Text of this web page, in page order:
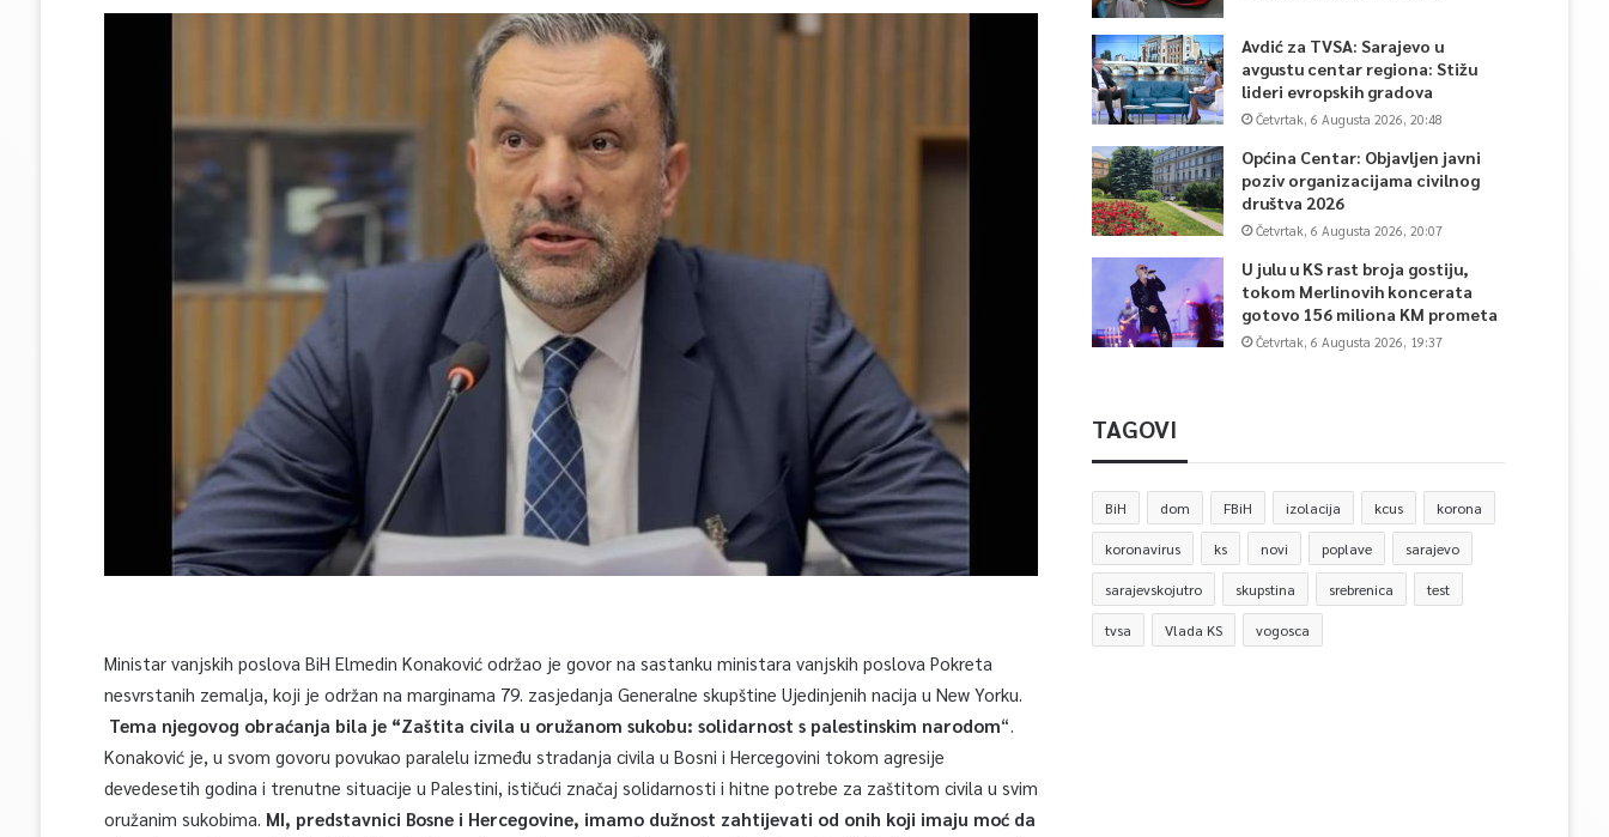
Ministar vanjskih poslova BiH Elmedin Konaković održao je govor na sastanku ministara vanjskih poslova Pokreta
nesvrstanih zemalja, koji je održan na marginama 79. zasjedanja Generalne skupštine Ujedinjenih nacija u New Yorku.
Tema njegovog obraćanja bila je “Zaštita civila u oružanom sukobu: solidarnost s palestinskim narodom“.
Konaković je, u svom govoru povukao paralelu između stradanja civila u Bosni i Hercegovini tokom agresije
devedesetih godina i trenutne situacije u Palestini, ističući značaj solidarnosti i hitne potrebe za zaštitom civila u svim
oružanim sukobima. MI, predstavnici Bosne i Hercegovine, imamo dužnost zahtijevati od onih koji imaju moć da
Avdić za TVSA: Sarajevo u
avgustu centar regiona: Stižu
lideri evropskih gradova
Četvrtak, 6 Augusta 2026, 20:48
Općina Centar: Objavljen javni
poziv organizacijama civilnog
društva 2026
Četvrtak, 6 Augusta 2026, 20:07
U julu u KS rast broja gostiju,
tokom Merlinovih koncerata
gotovo 156 miliona KM prometa
Četvrtak, 6 Augusta 2026, 19:37
TAGOVI
BiH dom FBiH izolacija kcus korona
koronavirus ks novi poplave sarajevo
sarajevskojutro skupstina srebrenica test
tvsa Vlada KS vogosca